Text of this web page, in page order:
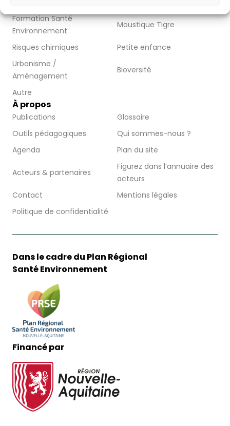
Formation Santé
Environnement
Moustique Tigre
Risques chimiques
Petite enfance
Urbanisme /
Aménagement
Bioversité
Autre
À propos
Publications
Glossaire
Outils pédagogiques
Qui sommes-nous ?
Agenda
Plan du site
Acteurs & partenaires
Figurez dans l’annuaire des
acteurs
Contact
Mentions légales
Politique de confidentialité
Dans le cadre du Plan Régional
Santé Environnement
Financé par